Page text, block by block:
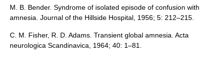
M. B. Bender. Syndrome of isolated episode of confusion with
amnesia. Journal of the Hillside Hospital, 1956; 5: 212–215.
C. M. Fisher, R. D. Adams. Transient global amnesia. Acta
neurologica Scandinavica, 1964; 40: 1–81.